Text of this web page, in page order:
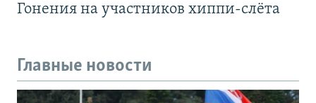
Гонения на участников хиппи-слёта
Главные новости